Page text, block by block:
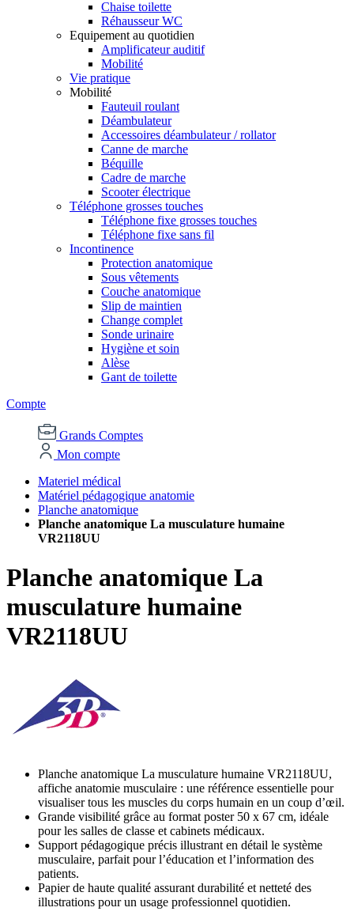
Chaise toilette
Réhausseur WC
Equipement au quotidien
Amplificateur auditif
Mobilité
Vie pratique
Mobilité
Fauteuil roulant
Déambulateur
Accessoires déambulateur / rollator
Canne de marche
Béquille
Cadre de marche
Scooter électrique
Téléphone grosses touches
Téléphone fixe grosses touches
Téléphone fixe sans fil
Incontinence
Protection anatomique
Sous vêtements
Couche anatomique
Slip de maintien
Change complet
Sonde urinaire
Hygiène et soin
Alèse
Gant de toilette
Compte
Grands Comptes
Mon compte
Materiel médical
Matériel pédagogique anatomie
Planche anatomique
Planche anatomique La musculature humaine
VR2118UU
Planche anatomique La
musculature humaine
VR2118UU
Planche anatomique La musculature humaine VR2118UU,
affiche anatomie musculaire : une référence essentielle pour
visualiser tous les muscles du corps humain en un coup d’œil.
Grande visibilité grâce au format poster 50 x 67 cm, idéale
pour les salles de classe et cabinets médicaux.
Support pédagogique précis illustrant en détail le système
musculaire, parfait pour l’éducation et l’information des
patients.
Papier de haute qualité assurant durabilité et netteté des
illustrations pour un usage professionnel quotidien.